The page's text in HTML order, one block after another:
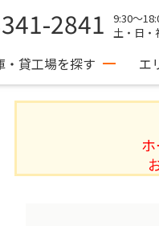
2841
9:30～
土・日・
・貸工場を探す エ